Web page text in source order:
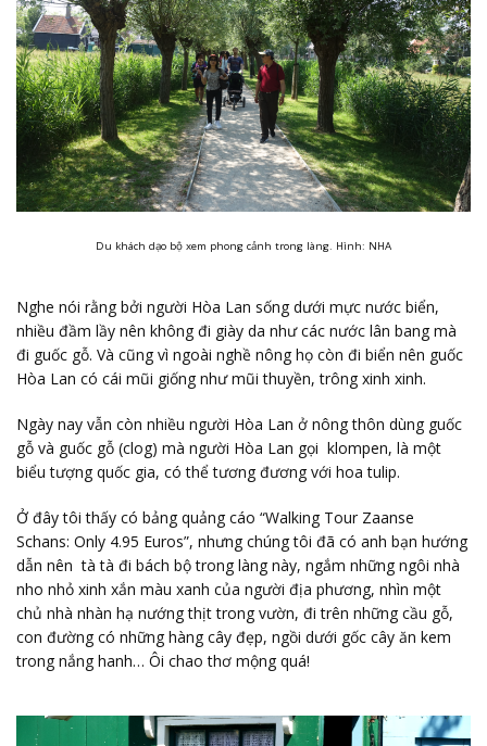
Du khách dạo bộ xem phong cảnh trong làng. Hình: NHA
Nghe nói rằng bởi người Hòa Lan sống dưới mực nước biển,
nhiều đầm lầy nên không đi giày da như các nước lân bang mà
đi guốc gỗ. Và cũng vì ngoài nghề nông họ còn đi biển nên guốc
Hòa Lan có cái mũi giống như mũi thuyền, trông xinh xinh.
Ngày nay vẫn còn nhiều người Hòa Lan ở nông thôn dùng guốc
gỗ và guốc gỗ (clog) mà người Hòa Lan gọi klompen, là một
biểu tượng quốc gia, có thể tương đương với hoa tulip.
Ở đây tôi thấy có bảng quảng cáo “Walking Tour Zaanse
Schans: Only 4.95 Euros”, nhưng chúng tôi đã có anh bạn hướng
dẫn nên tà tà đi bách bộ trong làng này, ngắm những ngôi nhà
nho nhỏ xinh xắn màu xanh của người địa phương, nhìn một
chủ nhà nhàn hạ nướng thịt trong vườn, đi trên những cầu gỗ,
con đường có những hàng cây đẹp, ngồi dưới gốc cây ăn kem
trong nắng hanh… Ôi chao thơ mộng quá!